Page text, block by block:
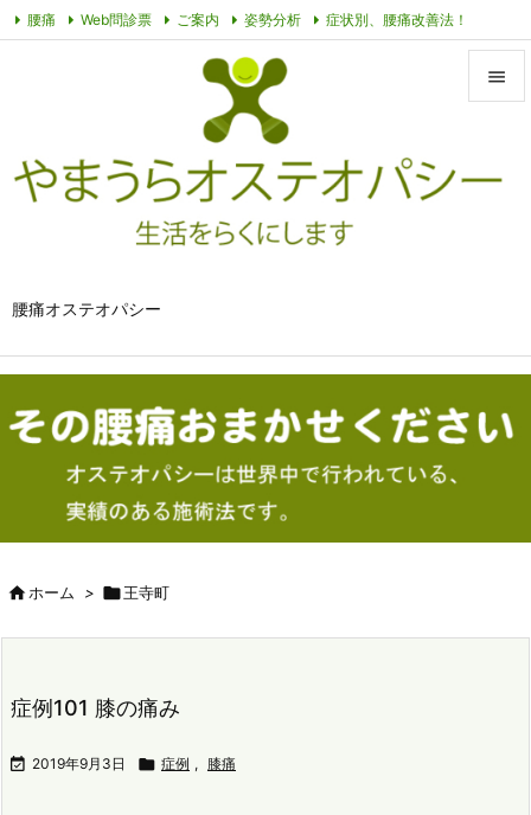
腰痛オステオパシー



腰痛 Web問診票 ご案内 姿勢分析 症状別、腰痛改善法！
その他動画
ホーム > 王寺町
症例101 膝の痛み
 2019年9月3日  症例 , 膝痛